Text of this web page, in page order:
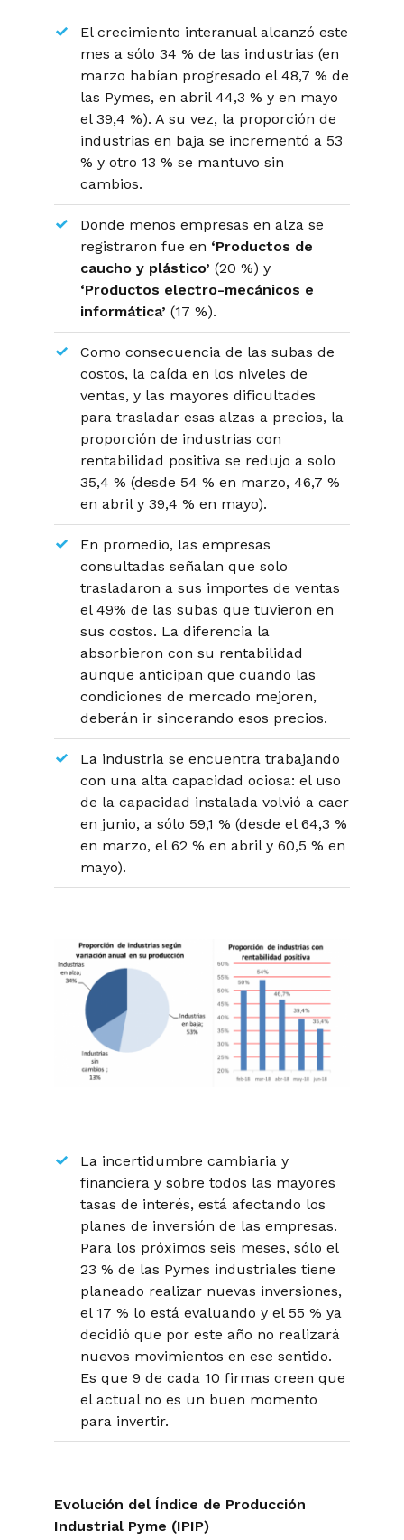
El crecimiento interanual alcanzó este
mes a sólo 34 % de las industrias (en
marzo habían progresado el 48,7 % de
las Pymes, en abril 44,3 % y en mayo
el 39,4 %). A su vez, la proporción de
industrias en baja se incrementó a 53
% y otro 13 % se mantuvo sin
cambios.
Donde menos empresas en alza se
registraron fue en ‘Productos de
caucho y plástico’ (20 %) y
‘Productos electro-mecánicos e
informática’ (17 %).
Como consecuencia de las subas de
costos, la caída en los niveles de
ventas, y las mayores dificultades
para trasladar esas alzas a precios, la
proporción de industrias con
rentabilidad positiva se redujo a solo
35,4 % (desde 54 % en marzo, 46,7 %
en abril y 39,4 % en mayo).
En promedio, las empresas
consultadas señalan que solo
trasladaron a sus importes de ventas
el 49% de las subas que tuvieron en
sus costos. La diferencia la
absorbieron con su rentabilidad
aunque anticipan que cuando las
condiciones de mercado mejoren,
deberán ir sincerando esos precios.
La industria se encuentra trabajando
con una alta capacidad ociosa: el uso
de la capacidad instalada volvió a caer
en junio, a sólo 59,1 % (desde el 64,3 %
en marzo, el 62 % en abril y 60,5 % en
mayo).
La incertidumbre cambiaria y
financiera y sobre todos las mayores
tasas de interés, está afectando los
planes de inversión de las empresas.
Para los próximos seis meses, sólo el
23 % de las Pymes industriales tiene
planeado realizar nuevas inversiones,
el 17 % lo está evaluando y el 55 % ya
decidió que por este año no realizará
nuevos movimientos en ese sentido.
Es que 9 de cada 10 firmas creen que
el actual no es un buen momento
para invertir.
Evolución del Índice de Producción
Industrial Pyme (IPIP)